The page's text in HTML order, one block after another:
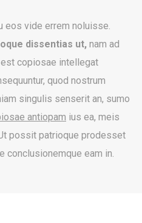
eos vide errem noluisse.
dissentias ut, nam ad
copiosae intellegat
quod nostrum
singulis senserit an, sumo
antiopam ius ea, meis
possit patrioque prodesset
conclusionemque eam in.